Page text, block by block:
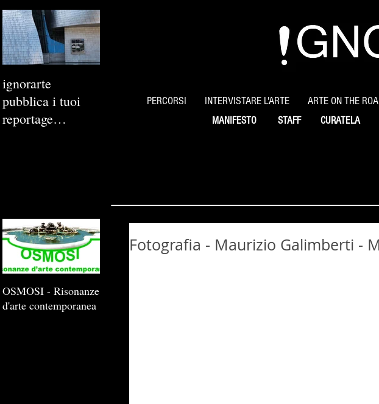
ignorarte
pubblica i tuoi
reportage
PERCORSI INTERVISTARE L'ARTE ARTE ON THE
MANIFESTO STAFF CURATELA
Fotografia - Maurizio Galimberti -
OSMOSI - Risonanze
d'arte contemporanea